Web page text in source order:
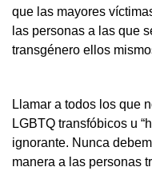
que las mayores
las personas a las que
transgénero ellos
Llamar a todos los que
LGBTQ transfóbicos u
ignorante. Nunca
manera a las personas